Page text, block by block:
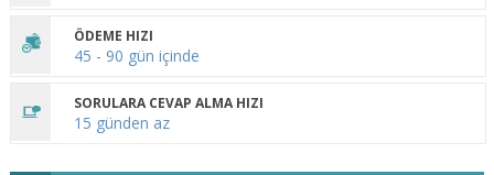
ÖDEME HIZI
45 - 90 gün içinde
SORULARA CEVAP ALMA HIZI
15 günden az